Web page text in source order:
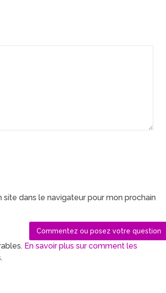
dans le navigateur pour mon prochain
En savoir plus sur comment les
.